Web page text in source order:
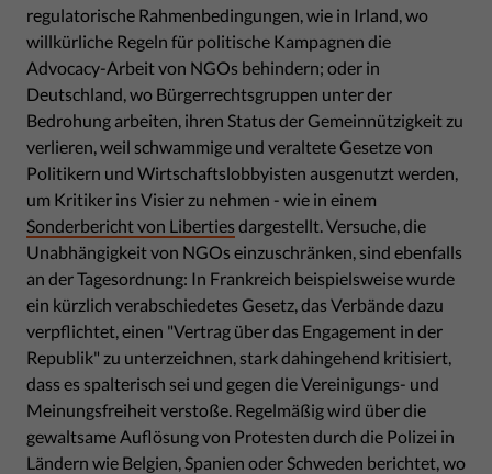
regulatorische Rahmenbedingungen, wie in Irland, wo
willkürliche Regeln für politische Kampagnen die
Advocacy-Arbeit von NGOs behindern; oder in
Deutschland, wo Bürgerrechtsgruppen unter der
Bedrohung arbeiten, ihren Status der Gemeinnützigkeit zu
verlieren, weil schwammige und veraltete Gesetze von
Politikern und Wirtschaftslobbyisten ausgenutzt werden,
um Kritiker ins Visier zu nehmen - wie in einem
Sonderbericht von Liberties dargestellt. Versuche, die
Unabhängigkeit von NGOs einzuschränken, sind ebenfalls
an der Tagesordnung: In Frankreich beispielsweise wurde
ein kürzlich verabschiedetes Gesetz, das Verbände dazu
verpflichtet, einen "Vertrag über das Engagement in der
Republik" zu unterzeichnen, stark dahingehend kritisiert,
dass es spalterisch sei und gegen die Vereinigungs- und
Meinungsfreiheit verstoße. Regelmäßig wird über die
gewaltsame Auflösung von Protesten durch die Polizei in
Ländern wie Belgien, Spanien oder Schweden berichtet, wo